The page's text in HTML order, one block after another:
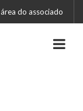
área do associado